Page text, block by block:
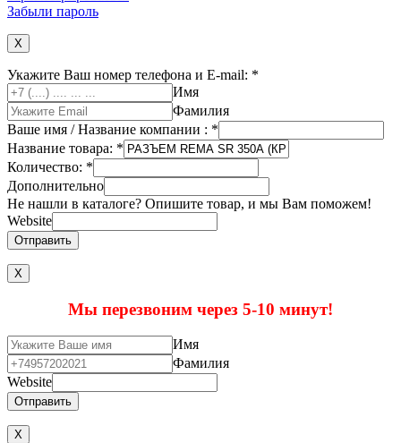
Забыли пароль
X
Укажите Ваш номер телефона и E-mail: *
Имя
Фамилия
Ваше имя / Название компании : *
Название товара: *
Количество: *
Дополнительно
Не нашли в каталоге? Опишите товар, и мы Вам поможем!
Website
Отправить
Х
Мы перезвоним через 5-10 минут!
Имя
Фамилия
Website
Отправить
X